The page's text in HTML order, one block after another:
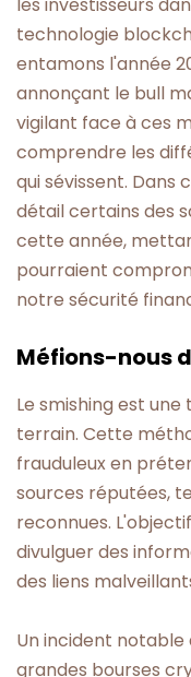
technologie
entamons l'année
annonçant le bull
vigilant face à ces
comprendre les
qui sévissent. Dans
détail certains des
cette année,
pourraient
notre sécurité
Méfions-nous
Le smishing est
terrain. Cette
frauduleux en
sources réputées,
reconnues.
divulguer des
des liens
Un incident notable
grandes bourses